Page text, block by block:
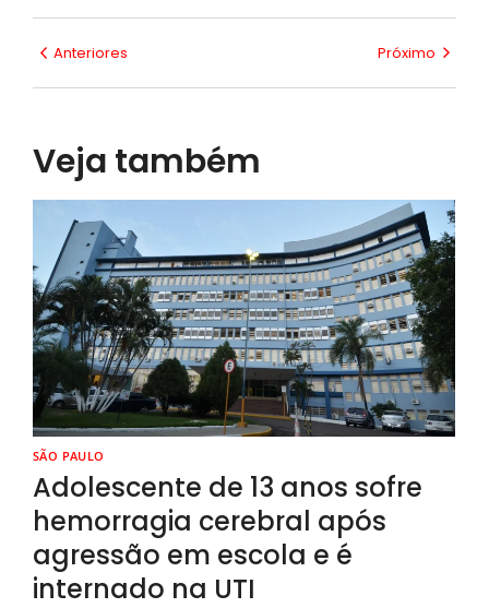
Anteriores Próximo
Veja também
SÃO PAULO
Adolescente de 13 anos sofre
hemorragia cerebral após
agressão em escola e é
internado na UTI